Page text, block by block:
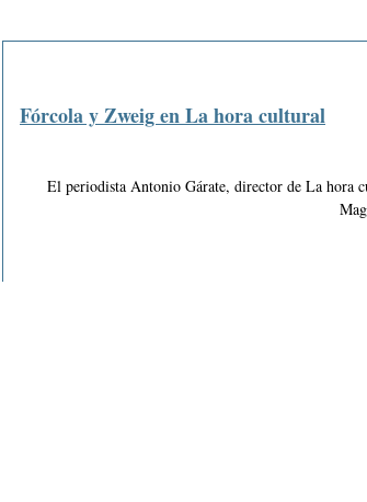
Fórcola y Zweig en La hora cultural
El periodista Antonio Gárate, director de La hora